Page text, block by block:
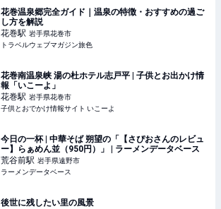
花巻温泉郷完全ガイド｜温泉の特徴・おすすめの過ご
し方を解説
花巻駅 岩手県花巻市
トラベルウェブマガジン旅色
花巻南温泉峡 湯の杜ホテル志戸平 | 子供とお出かけ情
報「いこーよ」
花巻駅 岩手県花巻市
子供とおでかけ情報サイト いこーよ
今日の一杯 | 中華そば 朔望の「【さぴおさんのレビュ
ー】らぁめん並（950円）」 | ラーメンデータベース
荒谷前駅 岩手県遠野市
ラーメンデータベース
後世に残したい里の風景